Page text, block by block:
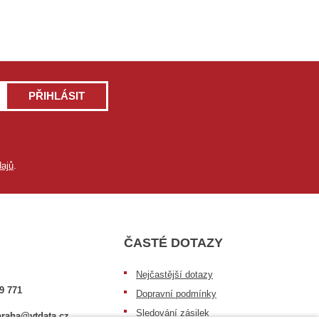
PŘIHLÁSIT
771
ČASTÉ DOTAZY
Nejčastější dotazy
Dopravní podmínky
Sledování zásilek